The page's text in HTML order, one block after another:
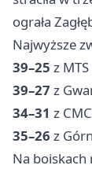
ograła
Najwyższe
39–25 z MTS
39–27 z
34–31 z
35–26 z
Na